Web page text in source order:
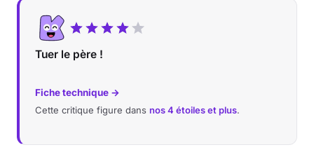
Tuer le père !
Fiche technique →
Cette critique figure dans nos 4 étoiles et plus.